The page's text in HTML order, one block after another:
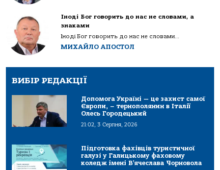
Іноді Бог говорить до нас не словами, а
знаками
Іноді Бог говорить до нас не словами...
МИХАЙЛО АПОСТОЛ
ВИБІР РЕДАКЦІЇ
Допомога Україні — це захист самої
Європи, – тернополянин в Італії
Олесь Городецький
21:02, 3 Серпня, 2026
Підготовка фахівців туристичної
галузі у Галицькому фаховому
коледж імені В’ячеслава Чорновола